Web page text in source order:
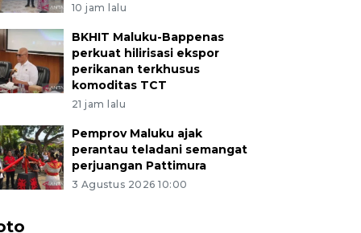
10 jam lalu
BKHIT Maluku-Bappenas
perkuat hilirisasi ekspor
perikanan terkhusus
komoditas TCT
21 jam lalu
Pemprov Maluku ajak
perantau teladani semangat
perjuangan Pattimura
3 Agustus 2026 10:00